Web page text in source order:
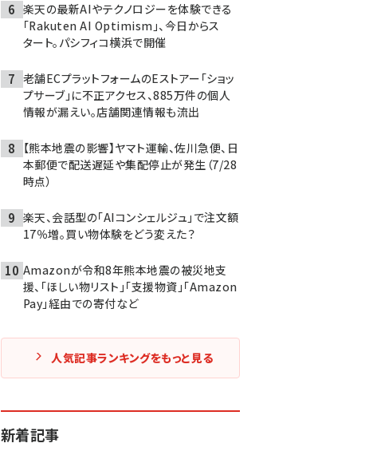
楽天の最新AIやテクノロジーを体験できる
「Rakuten AI Optimism」、今日からス
タート。パシフィコ横浜で開催
老舗ECプラットフォームのEストアー「ショッ
プサーブ」に不正アクセス、885万件の個人
情報が漏えい。店舗関連情報も流出
【熊本地震の影響】ヤマト運輸、佐川急便、日
本郵便で配送遅延や集配停止が発生（7/28
時点）
楽天、会話型の「AIコンシェルジュ」で注文額
17％増。買い物体験をどう変えた？
Amazonが令和8年熊本地震の被災地支
援、「ほしい物リスト」「支援物資」「Amazon
Pay」経由での寄付など
人気記事ランキングをもっと見る
新着記事